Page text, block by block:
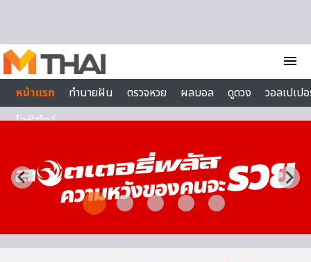
menu
หน้าแรก
ทำนายฝัน ตรวจหวย ผลบอล ดูดวง
วอลเปเป
ไลฟ์สไตล์